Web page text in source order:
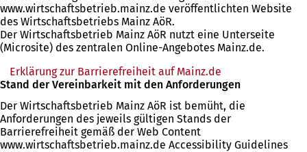
www.wirtschaftsbetrieb.mainz.de veröffentlichten Website
des Wirtschaftsbetriebs Mainz AöR.
Der Wirtschaftsbetrieb Mainz AöR nutzt eine Unterseite
(Microsite) des zentralen Online-Angebotes Mainz.de.
Erklärung zur Barrierefreiheit auf Mainz.de
in
einem
neuen
Tab)
Stand der Vereinbarkeit mit den Anforderungen
Der Wirtschaftsbetrieb Mainz AöR ist bemüht, die
Anforderungen des jeweils gültigen Stands der
Barrierefreiheit gemäß der Web Content
www.wirtschaftsbetrieb.mainz.de Accessibility Guidelines